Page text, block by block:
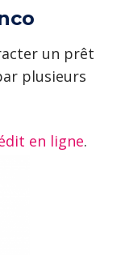
un prêt
plusieurs
en ligne.